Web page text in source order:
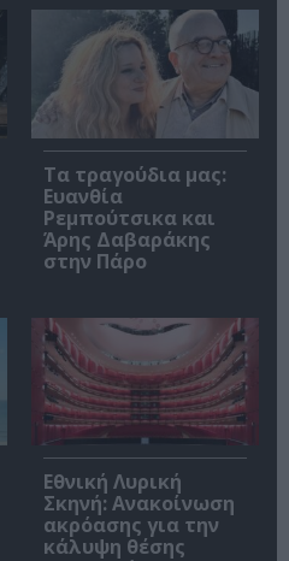
Τα τραγούδια μας:
Ευανθία
Ρεμπούτσικα και
Άρης Δαβαράκης
στην Πάρο
Εθνική Λυρική
Σκηνή: Ανακοίνωση
ακρόασης για την
κάλυψη θέσης